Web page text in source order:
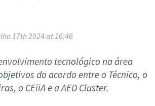
17th 2024 at 16:46
tecnológico na área
do acordo entre o Técnico, o
o CEiiA e a AED Cluster.